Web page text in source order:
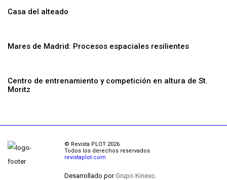
Casa del alteado
Mares de Madrid: Procesos espaciales resilientes
Centro de entrenamiento y competición en altura de St.
Moritz
© Revista PLOT 2026
Todos los derechos reservados
revistaplot.com
Desarrollado porGrupo Kinexo.